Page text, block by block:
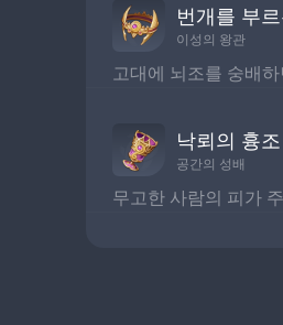
번개를 부
이성의 왕관
고대에 뇌조를 숭배
낙뢰의 흉조
공간의 성배
무고한 사람의 피가